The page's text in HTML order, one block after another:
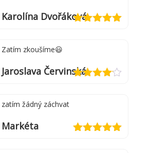
Karolína Dvořáková
Zatím zkoušíme😃
Jaroslava Červinská
zatím žádný záchvat
Markéta